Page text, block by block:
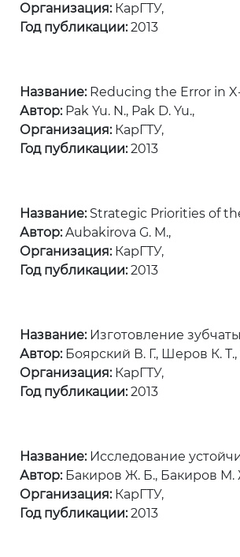
Организация:КарГТУ,
Год публикации:2013
Название:Reducing the Error in
Автор:Pak Yu. N., Pak D. Yu.,
Организация:КарГТУ,
Год публикации:2013
Название:Strategic Priorities of
Автор:Aubakirova G. M.,
Организация:КарГТУ,
Год публикации:2013
Название:Изготовление
Автор:Боярский В. Г., Шеров К.
Организация:КарГТУ,
Год публикации:2013
Название:Исследование
Автор:Бакиров Ж. Б., Бакиров М.
Организация:КарГТУ,
Год публикации:2013